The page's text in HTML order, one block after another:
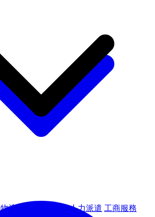
物流倉儲 人力派遣 工商服務